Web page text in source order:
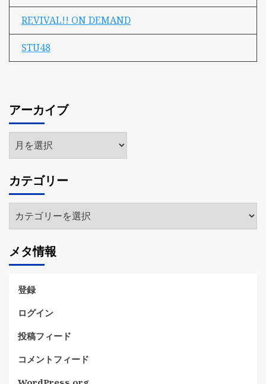
REVIVAL!! ON DEMAND
STU48
アーカイブ
ア
ー
イ
ブ
カテゴリー
テ
リ
ー
メタ情報
登録
ログイン
投稿フィード
コメントフィード